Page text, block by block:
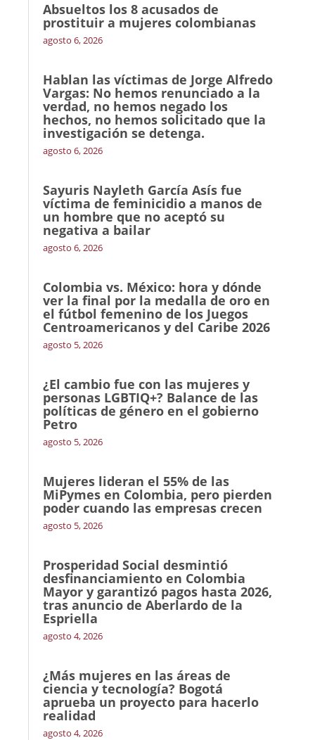
Absueltos los 8 acusados de
prostituir a mujeres colombianas
agosto 6, 2026
Hablan las víctimas de Jorge Alfredo
Vargas: No hemos renunciado a la
verdad, no hemos negado los
hechos, no hemos solicitado que la
investigación se detenga.
agosto 6, 2026
Sayuris Nayleth García Asís fue
víctima de feminicidio a manos de
un hombre que no aceptó su
negativa a bailar
agosto 6, 2026
Colombia vs. México: hora y dónde
ver la final por la medalla de oro en
el fútbol femenino de los Juegos
Centroamericanos y del Caribe 2026
agosto 5, 2026
¿El cambio fue con las mujeres y
personas LGBTIQ+? Balance de las
políticas de género en el gobierno
Petro
agosto 5, 2026
Mujeres lideran el 55% de las
MiPymes en Colombia, pero pierden
poder cuando las empresas crecen
agosto 5, 2026
Prosperidad Social desmintió
desfinanciamiento en Colombia
Mayor y garantizó pagos hasta 2026,
tras anuncio de Aberlardo de la
Espriella
agosto 4, 2026
¿Más mujeres en las áreas de
ciencia y tecnología? Bogotá
aprueba un proyecto para hacerlo
realidad
agosto 4, 2026